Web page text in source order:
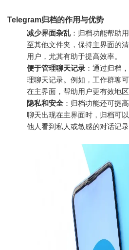
Telegram归档的作用与优势
减少界面杂乱 ：归档功能帮助
至其他文件夹，保持主界面的
用户，尤其有助于提高效率。
便于管理聊天记录 ：通过归档
理聊天记录。例如，工作群聊
在主界面，帮助用户更有效地
隐私和安全：归档功能还可提
聊天出现在主界面时，归档可
他人看到私人或敏感的对话记录